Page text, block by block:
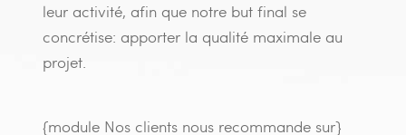
leur activité, afin que notre but final se
concrétise: apporter la qualité maximale au
projet.
{module Nos clients nous recommande sur}